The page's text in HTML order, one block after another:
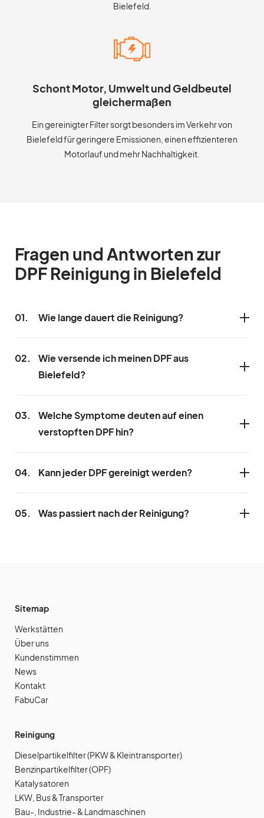
Bielefeld.
Schont Motor, Umwelt und Geldbeutel
gleichermaßen
Ein gereinigter Filter sorgt besonders im Verkehr von
Bielefeld für geringere Emissionen, einen effizienteren
Motorlauf und mehr Nachhaltigkeit.
Fragen und Antworten zur
DPF Reinigung in Bielefeld
01. Wie lange dauert die Reinigung?
02.
Wie versende ich meinen DPF aus
Bielefeld?
03.
Welche Symptome deuten auf einen
verstopften DPF hin?
04. Kann jeder DPF gereinigt werden?
05. Was passiert nach der Reinigung?
Sitemap
Werkstätten
Über uns
Kundenstimmen
News
Kontakt
FabuCar
Reinigung
Dieselpartikelfilter (PKW & Kleintransporter)
Benzinpartikelfilter (OPF)
Katalysatoren
LKW, Bus & Transporter
Bau-, Industrie- & Landmaschinen